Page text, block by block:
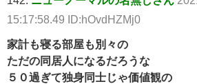
15:17:58.49 ID:hOvdHZMj0
家計も寝る部屋も別々の
ただの同居人になるだろうな
５０過ぎて独身同士じゃ価値観の